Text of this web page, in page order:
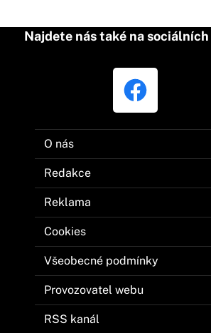
Najdete nás také na
O nás
Redakce
Reklama
Cookies
Všeobecné podmínky
Provozovatel webu
RSS kanál